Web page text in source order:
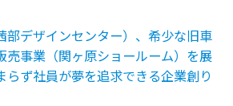
部デザインセンター）、希少な旧車
売事業（関ヶ原ショールーム）を展
らず社員が夢を追求できる企業創り